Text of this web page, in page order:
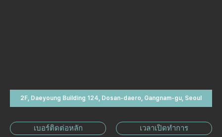
2F, Daeyoung Building 124, Dosan-daero, Gangnam-gu, Seoul
เบอร์ติดต่อหลัก เวลาเปิดทำการ